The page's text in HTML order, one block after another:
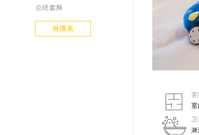
总统套房
房價表
客
卫
淋